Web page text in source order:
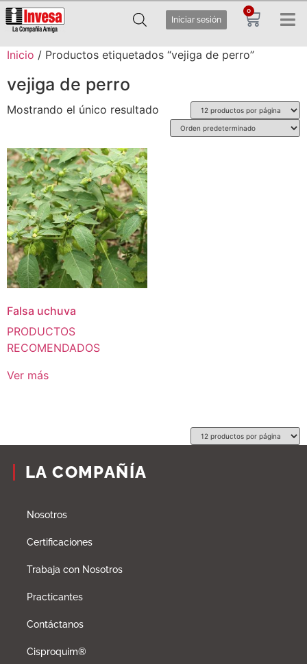
Iniciar sesión
0
Inicio / Productos etiquetados “vejiga de perro”
vejiga de perro
Mostrando el único resultado
Falsa uchuva
PRODUCTOS
RECOMENDADOS
Ver más
LA COMPAÑÍA
Nosotros
Certificaciones
Trabaja con Nosotros
Practicantes
Contáctanos
Cisproquim®